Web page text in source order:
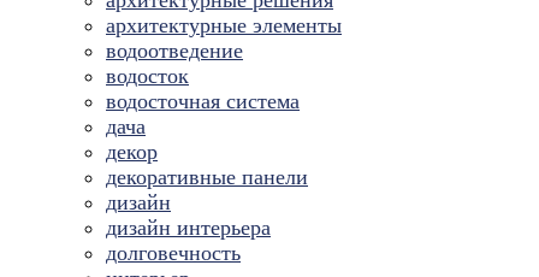
архитектурные элементы
водоотведение
водосток
водосточная система
дача
декор
декоративные панели
дизайн
дизайн интерьера
долговечность